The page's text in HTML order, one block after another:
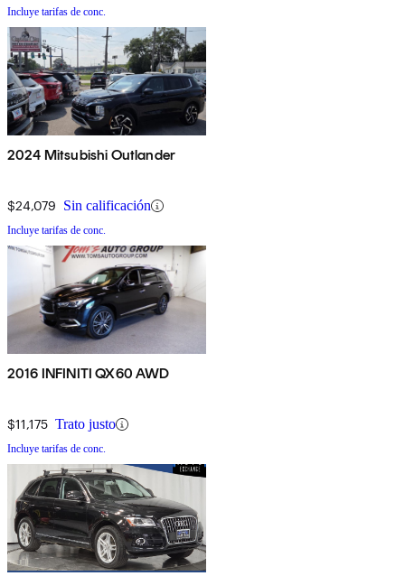
Incluye tarifas de conc.
2024 Mitsubishi Outlander
$24,079 Sin calificación
Incluye tarifas de conc.
2016 INFINITI QX60 AWD
$11,175 Trato justo
Incluye tarifas de conc.